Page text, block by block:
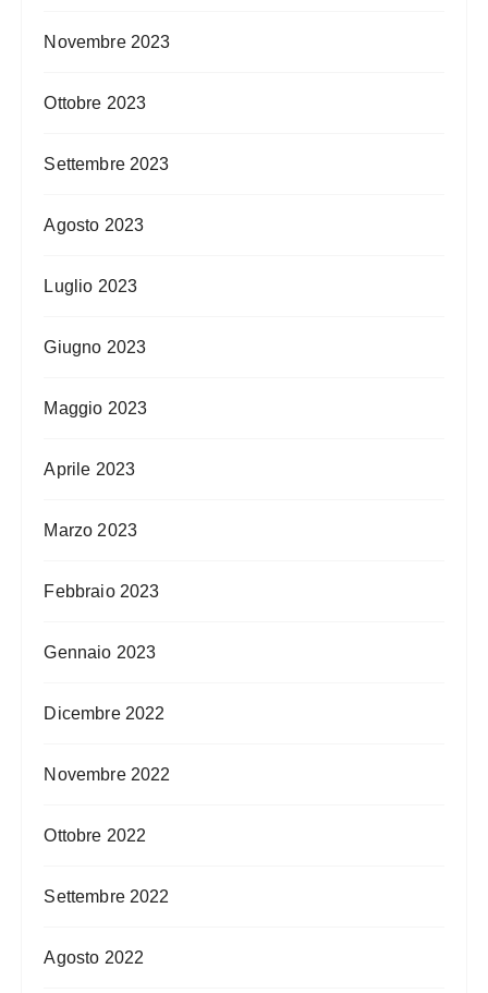
Novembre 2023
Ottobre 2023
Settembre 2023
Agosto 2023
Luglio 2023
Giugno 2023
Maggio 2023
Aprile 2023
Marzo 2023
Febbraio 2023
Gennaio 2023
Dicembre 2022
Novembre 2022
Ottobre 2022
Settembre 2022
Agosto 2022